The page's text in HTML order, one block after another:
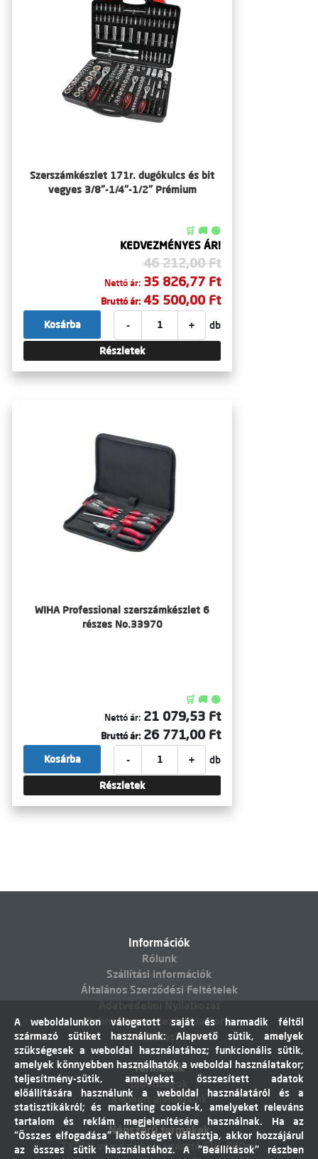
Szerszámkészlet 171r. dugókulcs és bit
vegyes 3/8"-1/4"-1/2" Prémium
🛒 🚚 🟢
KEDVEZMÉNYES ÁR!
46 212,00 Ft
Nettó ár: 35 826,77 Ft
Bruttó ár: 45 500,00 Ft
- + db
Kosárba
Részletek
WIHA Professional szerszámkészlet 6
részes No.33970
🛒 🚚 🟢
Nettó ár: 21 079,53 Ft
Bruttó ár: 26 771,00 Ft
- + db
Kosárba
Részletek
Információk
Rólunk
Szállítási információk
Általános Szerződési Feltételek
Online vitarendezési platform
Elállás
Termékek
Újdonságok
Kiemelt ajánlataink
Népszerű termékek
TYTAN vegyi dübel ragasztó EVI. 300ml
A weboldalunkon válogatott saját és harmadik féltől
származó sütiket használunk: Alapvető sütik, amelyek
szükségesek a weboldal használatához; funkcionális sütik,
amelyek könnyebben használhatók a weboldal használatakor;
teljesítmény-sütik, amelyeket összesített adatok
előállítására használunk a weboldal használatáról és a
statisztikákról; és marketing cookie-k, amelyeket releváns
tartalom és reklám megjelenítésére használnak. Ha az
"Összes elfogadása" lehetőséget választja, akkor hozzájárul
az összes sütik használatához. A "Beállítások" részben